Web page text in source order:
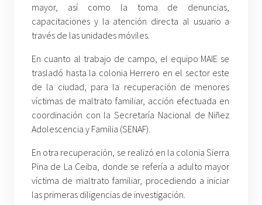
mayor, así como la toma de denuncias,
capacitaciones y la atención directa al usuario a
través de las unidades móviles.
En cuanto al trabajo de campo, el equipo MAIE se
trasladó hasta la colonia Herrero en el sector este
de la ciudad, para la recuperación de menores
víctimas de maltrato familiar, acción efectuada en
coordinación con la Secretaría Nacional de Niñez
Adolescencia y Familia (SENAF).
En otra recuperación, se realizó en la colonia Sierra
Pina de La Ceiba, donde se refería a adulto mayor
víctima de maltrato familiar, procediendo a iniciar
las primeras diligencias de investigación.